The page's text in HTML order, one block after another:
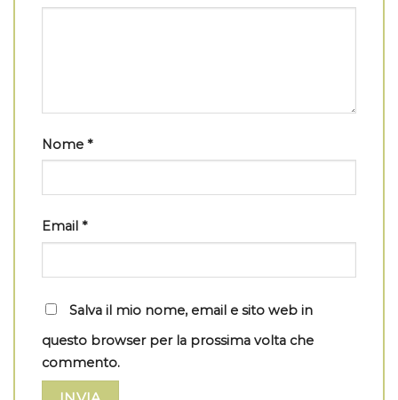
Nome *
Email *
Salva il mio nome, email e sito web in
questo browser per la prossima volta che
commento.